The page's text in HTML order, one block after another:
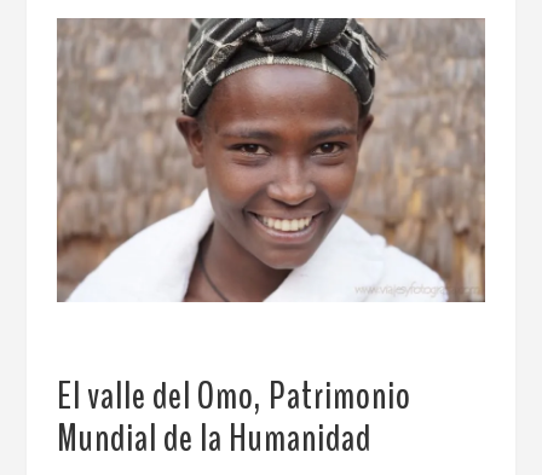
El valle del Omo, Patrimonio
Mundial de la Humanidad